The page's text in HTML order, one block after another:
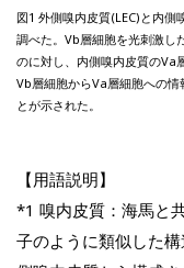
図1 外側嗅内皮質(LEC)と内側
調べた。Vb層細胞を光刺激し
のに対し、内側嗅内皮質のVa
Vb層細胞からVa層細胞への情
とが示された。
【用語説明】
*1 嗅内皮質：海馬と
子のように類似した